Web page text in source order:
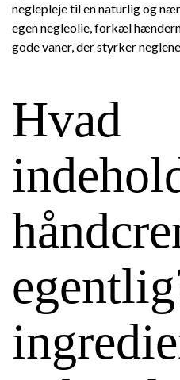
neglepleje til en naturlig og
egen negleolie, forkæl
gode vaner, der styrker
Hvad